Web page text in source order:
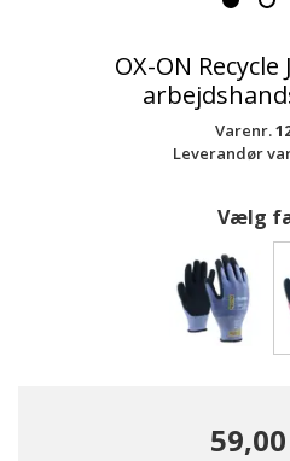
OX-ON
Varenr.
Leverandør
Vælg